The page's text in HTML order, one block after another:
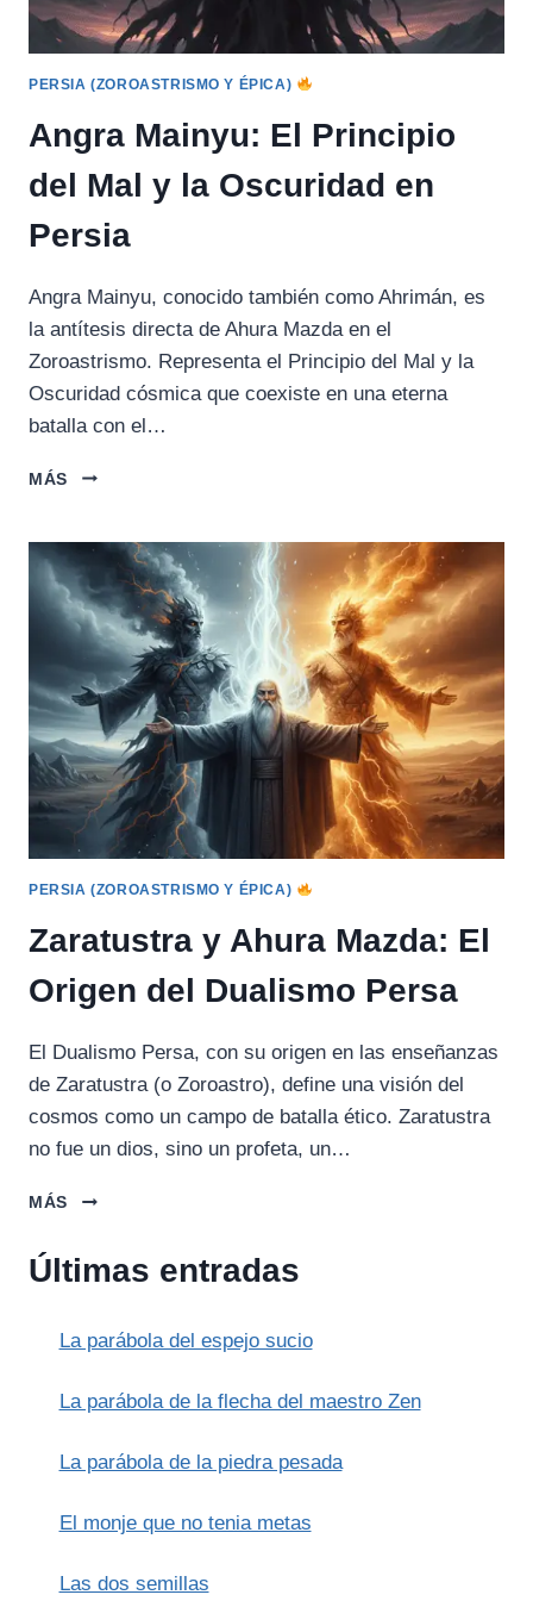
PERSIA (ZOROASTRISMO Y ÉPICA)
Angra Mainyu: El Principio
del Mal y la Oscuridad en
Persia
Angra Mainyu, conocido también como Ahrimán, es
la antítesis directa de Ahura Mazda en el
Zoroastrismo. Representa el Principio del Mal y la
Oscuridad cósmica que coexiste en una eterna
batalla con el…
MÁS
ANGRA
PRINCIPIO
DEL
MAL
Y
OSCURIDAD
EN
PERSIA
PERSIA (ZOROASTRISMO Y ÉPICA)
Zaratustra y Ahura Mazda: El
Origen del Dualismo Persa
El Dualismo Persa, con su origen en las enseñanzas
de Zaratustra (o Zoroastro), define una visión del
cosmos como un campo de batalla ético. Zaratustra
no fue un dios, sino un profeta, un…
MÁS
ZARATUSTRA
MAZDA:
DEL
PERSA
Últimas entradas
La parábola del espejo sucio
La parábola de la flecha del maestro Zen
La parábola de la piedra pesada
El monje que no tenia metas
Las dos semillas